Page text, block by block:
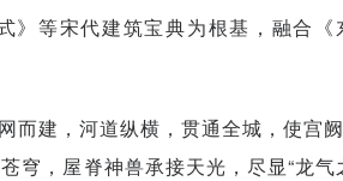
》等宋代建筑宝典为根基，融合
而建，河道纵横，贯通全城，使宫
穹，屋脊神兽承接天光，尽显“龙